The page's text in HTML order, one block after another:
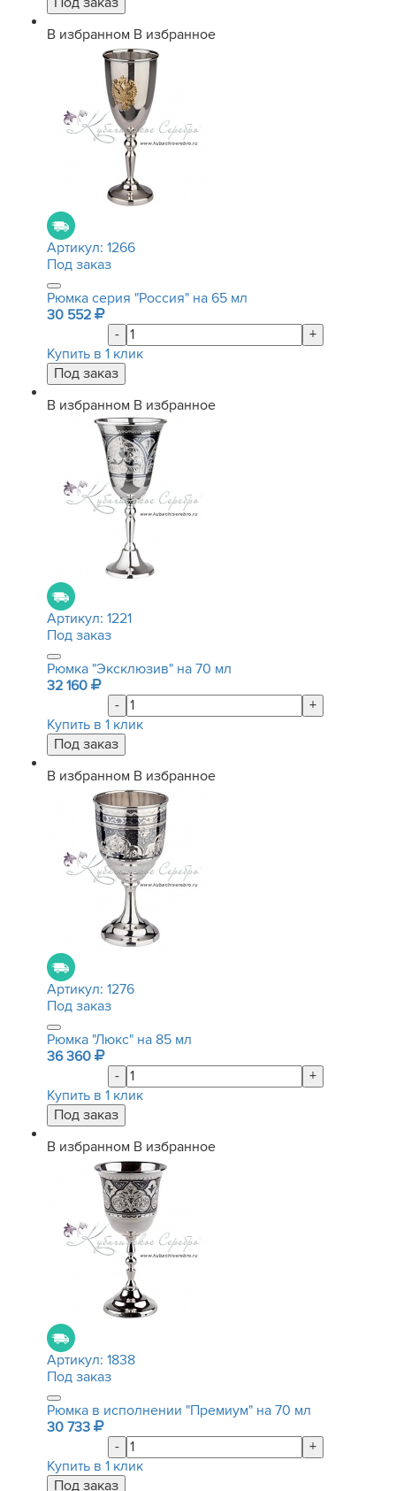
В избранном В избранное
Артикул: 1266
Под заказ
Рюмка серия "Россия" на 65 мл
30 552
-
+
Купить в 1 клик
В избранном В избранное
Артикул: 1221
Под заказ
Рюмка "Эксклюзив" на 70 мл
32 160
-
+
Купить в 1 клик
В избранном В избранное
Артикул: 1276
Под заказ
Рюмка "Люкс" на 85 мл
36 360
-
+
Купить в 1 клик
В избранном В избранное
Артикул: 1838
Под заказ
Рюмка в исполнении "Премиум" на 70 мл
30 733
-
+
Купить в 1 клик